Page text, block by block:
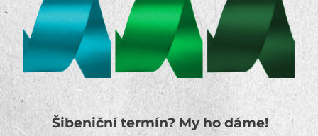
Šibeniční termín? My ho dáme!